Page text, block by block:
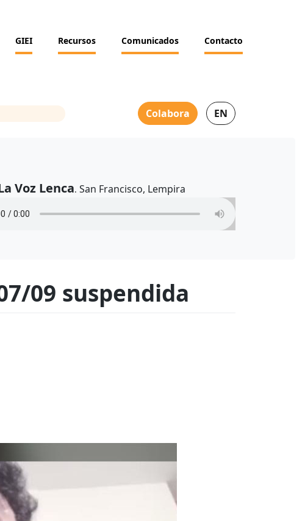
GIEI Recursos Comunicados Contacto
Colabora EN
Voz Lenca. San Francisco, Lempira
09 suspendida